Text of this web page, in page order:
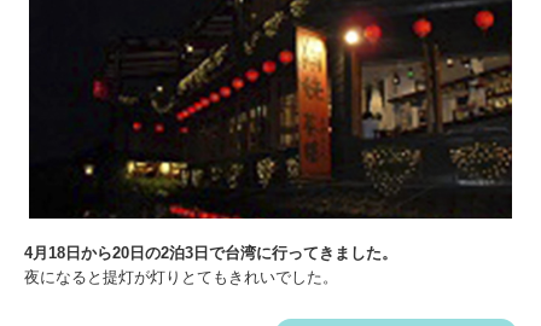
4月18日から20日の2泊3日で台湾に行ってきました。
夜になると提灯が灯りとてもきれいでした。